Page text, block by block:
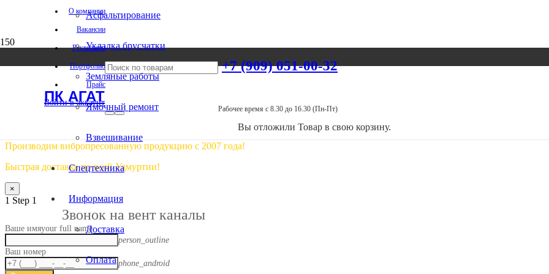
О компании
Вакансии
Реквизиты
Портфолио
Прайс
Войти в аккаунт
ПК АГАТ
+7 (909) 051-00-32
Рабочее время с 8.30 до 16.30 (Пн-Пт)
Асфальтирование
Укладка брусчатки
Земляные работы
Ямочный ремонт
Взвешивание
Спецтехника
Информация
Доставка
Оплата
Вы отложили Товар в свою корзину.
Вентиляционные каналы
производителя в Ижевске
Производим вибропресованную продукцию с 2007 года!
Быстрая доставка по всей Удмуртии!
×
1 Step 1
Звонок на вент каналы
Ваше имяyour full name
person_outline
Ваш номер
phone_android